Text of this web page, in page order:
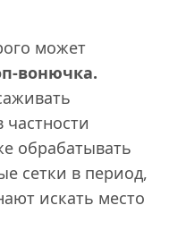
может
вонючка.
обрабатывать
сетки в период,
искать место